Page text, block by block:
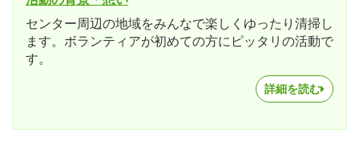
センター周辺の地域をみんなで楽しくゆったり清掃し
ます。ボランティアが初めての方にピッタリの活動で
す。
詳細を読む